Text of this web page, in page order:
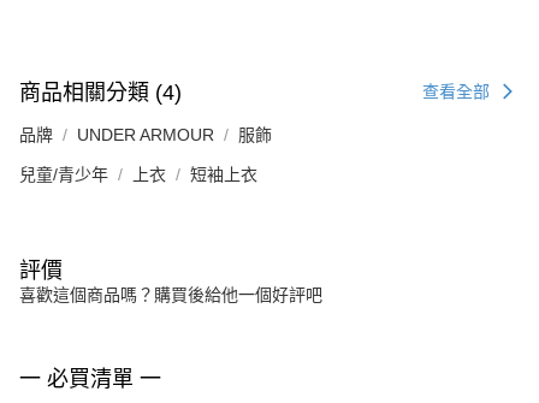
商品相關分類 (4) 查看全部
品牌 UNDER ARMOUR 服飾
兒童/青少年 上衣 短袖上衣
評價
喜歡這個商品嗎？購買後給他一個好評吧
一 必買清單 一